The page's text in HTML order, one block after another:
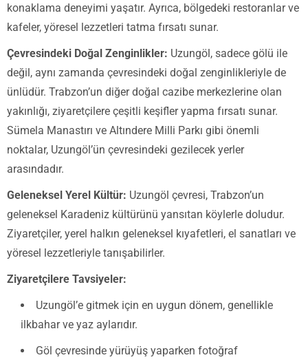
konaklama deneyimi yaşatır. Ayrıca, bölgedeki restoranlar ve
kafeler, yöresel lezzetleri tatma fırsatı sunar.
Çevresindeki Doğal Zenginlikler: Uzungöl, sadece gölü ile
değil, aynı zamanda çevresindeki doğal zenginlikleriyle de
ünlüdür. Trabzon’un diğer doğal cazibe merkezlerine olan
yakınlığı, ziyaretçilere çeşitli keşifler yapma fırsatı sunar.
Sümela Manastırı ve Altındere Milli Parkı gibi önemli
noktalar, Uzungöl’ün çevresindeki gezilecek yerler
arasındadır.
Geleneksel Yerel Kültür: Uzungöl çevresi, Trabzon’un
geleneksel Karadeniz kültürünü yansıtan köylerle doludur.
Ziyaretçiler, yerel halkın geleneksel kıyafetleri, el sanatları ve
yöresel lezzetleriyle tanışabilirler.
Ziyaretçilere Tavsiyeler:
Uzungöl’e gitmek için en uygun dönem, genellikle
ilkbahar ve yaz aylarıdır.
Göl çevresinde yürüyüş yaparken fotoğraf